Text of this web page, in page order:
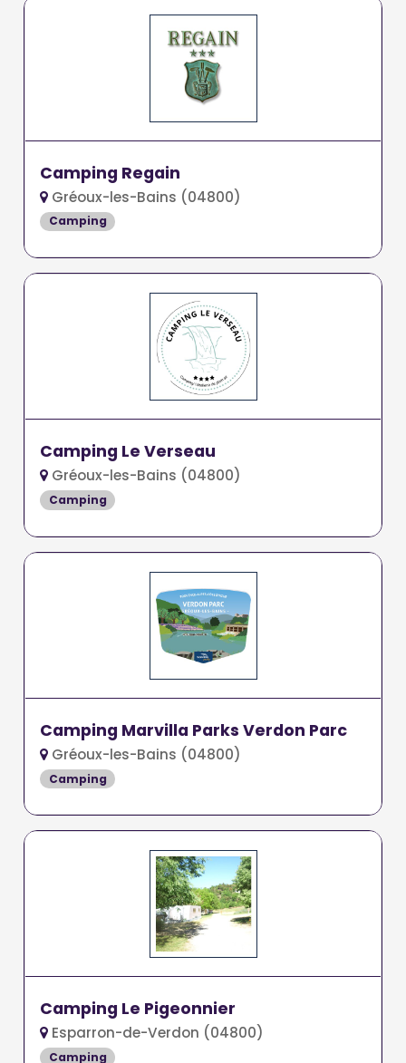
Camping Regain
Gréoux-les-Bains (04800)
Camping
Camping Le Verseau
Gréoux-les-Bains (04800)
Camping
Camping Marvilla Parks Verdon Parc
Gréoux-les-Bains (04800)
Camping
Camping Le Pigeonnier
Esparron-de-Verdon (04800)
Camping